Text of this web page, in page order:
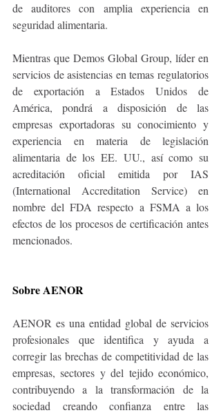
de auditores con amplia experiencia en
seguridad alimentaria.
Mientras que Demos Global Group, líder en
servicios de asistencias en temas regulatorios
de exportación a Estados Unidos de
América, pondrá a disposición de las
empresas exportadoras su conocimiento y
experiencia en materia de legislación
alimentaria de los EE. UU., así como su
acreditación oficial emitida por IAS
(International Accreditation Service) en
nombre del FDA respecto a FSMA a los
efectos de los procesos de certificación antes
mencionados.
Sobre AENOR
AENOR es una entidad global de servicios
profesionales que identifica y ayuda a
corregir las brechas de competitividad de las
empresas, sectores y del tejido económico,
contribuyendo a la transformación de la
sociedad creando confianza entre las